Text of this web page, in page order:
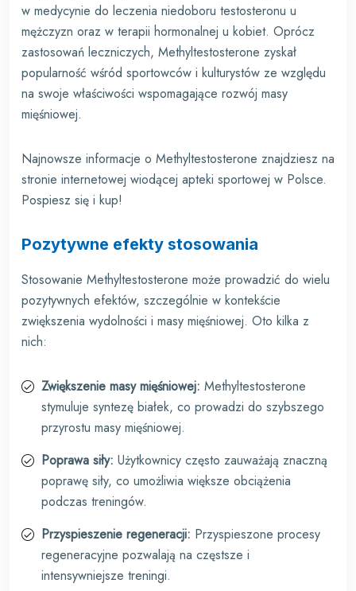
w medycynie do leczenia niedoboru testosteronu u
mężczyzn oraz w terapii hormonalnej u kobiet. Oprócz
zastosowań leczniczych, Methyltestosterone zyskał
popularność wśród sportowców i kulturystów ze względu
na swoje właściwości wspomagające rozwój masy
mięśniowej.
Najnowsze informacje o Methyltestosterone znajdziesz na
stronie internetowej wiodącej apteki sportowej w Polsce.
Pospiesz się i kup!
Pozytywne efekty stosowania
Stosowanie Methyltestosterone może prowadzić do wielu
pozytywnych efektów, szczególnie w kontekście
zwiększenia wydolności i masy mięśniowej. Oto kilka z
nich:
Zwiększenie masy mięśniowej: Methyltestosterone
stymuluje syntezę białek, co prowadzi do szybszego
przyrostu masy mięśniowej.
Poprawa siły: Użytkownicy często zauważają znaczną
poprawę siły, co umożliwia większe obciążenia
podczas treningów.
Przyspieszenie regeneracji: Przyspieszone procesy
regeneracyjne pozwalają na częstsze i
intensywniejsze treningi.